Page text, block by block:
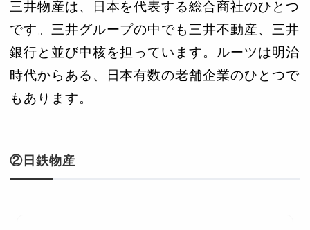
三井物産は、日本を代表する総合商社のひとつ
です。三井グループの中でも三井不動産、三井
銀行と並び中核を担っています。ルーツは明治
時代からある、日本有数の老舗企業のひとつで
もあります。
②日鉄物産